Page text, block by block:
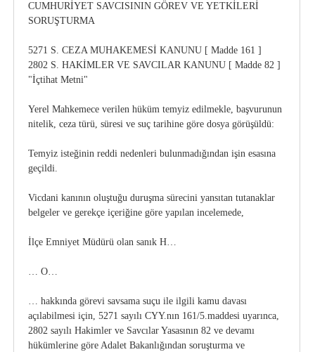
CUMHURİYET SAVCISININ GÖREV VE YETKİLERİ
SORUŞTURMA
5271 S. CEZA MUHAKEMESİ KANUNU [ Madde 161 ]
2802 S. HAKİMLER VE SAVCILAR KANUNU [ Madde 82 ]
"İçtihat Metni"
Yerel Mahkemece verilen hüküm temyiz edilmekle, başvurunun
nitelik, ceza türü, süresi ve suç tarihine göre dosya görüşüldü:
Temyiz isteğinin reddi nedenleri bulunmadığından işin esasına
geçildi.
Vicdani kanının oluştuğu duruşma sürecini yansıtan tutanaklar
belgeler ve gerekçe içeriğine göre yapılan incelemede,
İlçe Emniyet Müdürü olan sanık H…
… O…
… hakkında görevi savsama suçu ile ilgili kamu davası
açılabilmesi için, 5271 sayılı CYY.nın 161/5.maddesi uyarınca,
2802 sayılı Hakimler ve Savcılar Yasasının 82 ve devamı
hükümlerine göre Adalet Bakanlığından soruşturma ve